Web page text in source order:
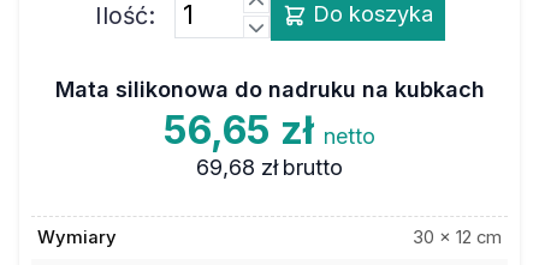
Ilość: Do koszyka
Mata silikonowa do nadruku na kubkach
56,65 zł netto
69,68 zł brutto
Wymiary
30 x 12 cm